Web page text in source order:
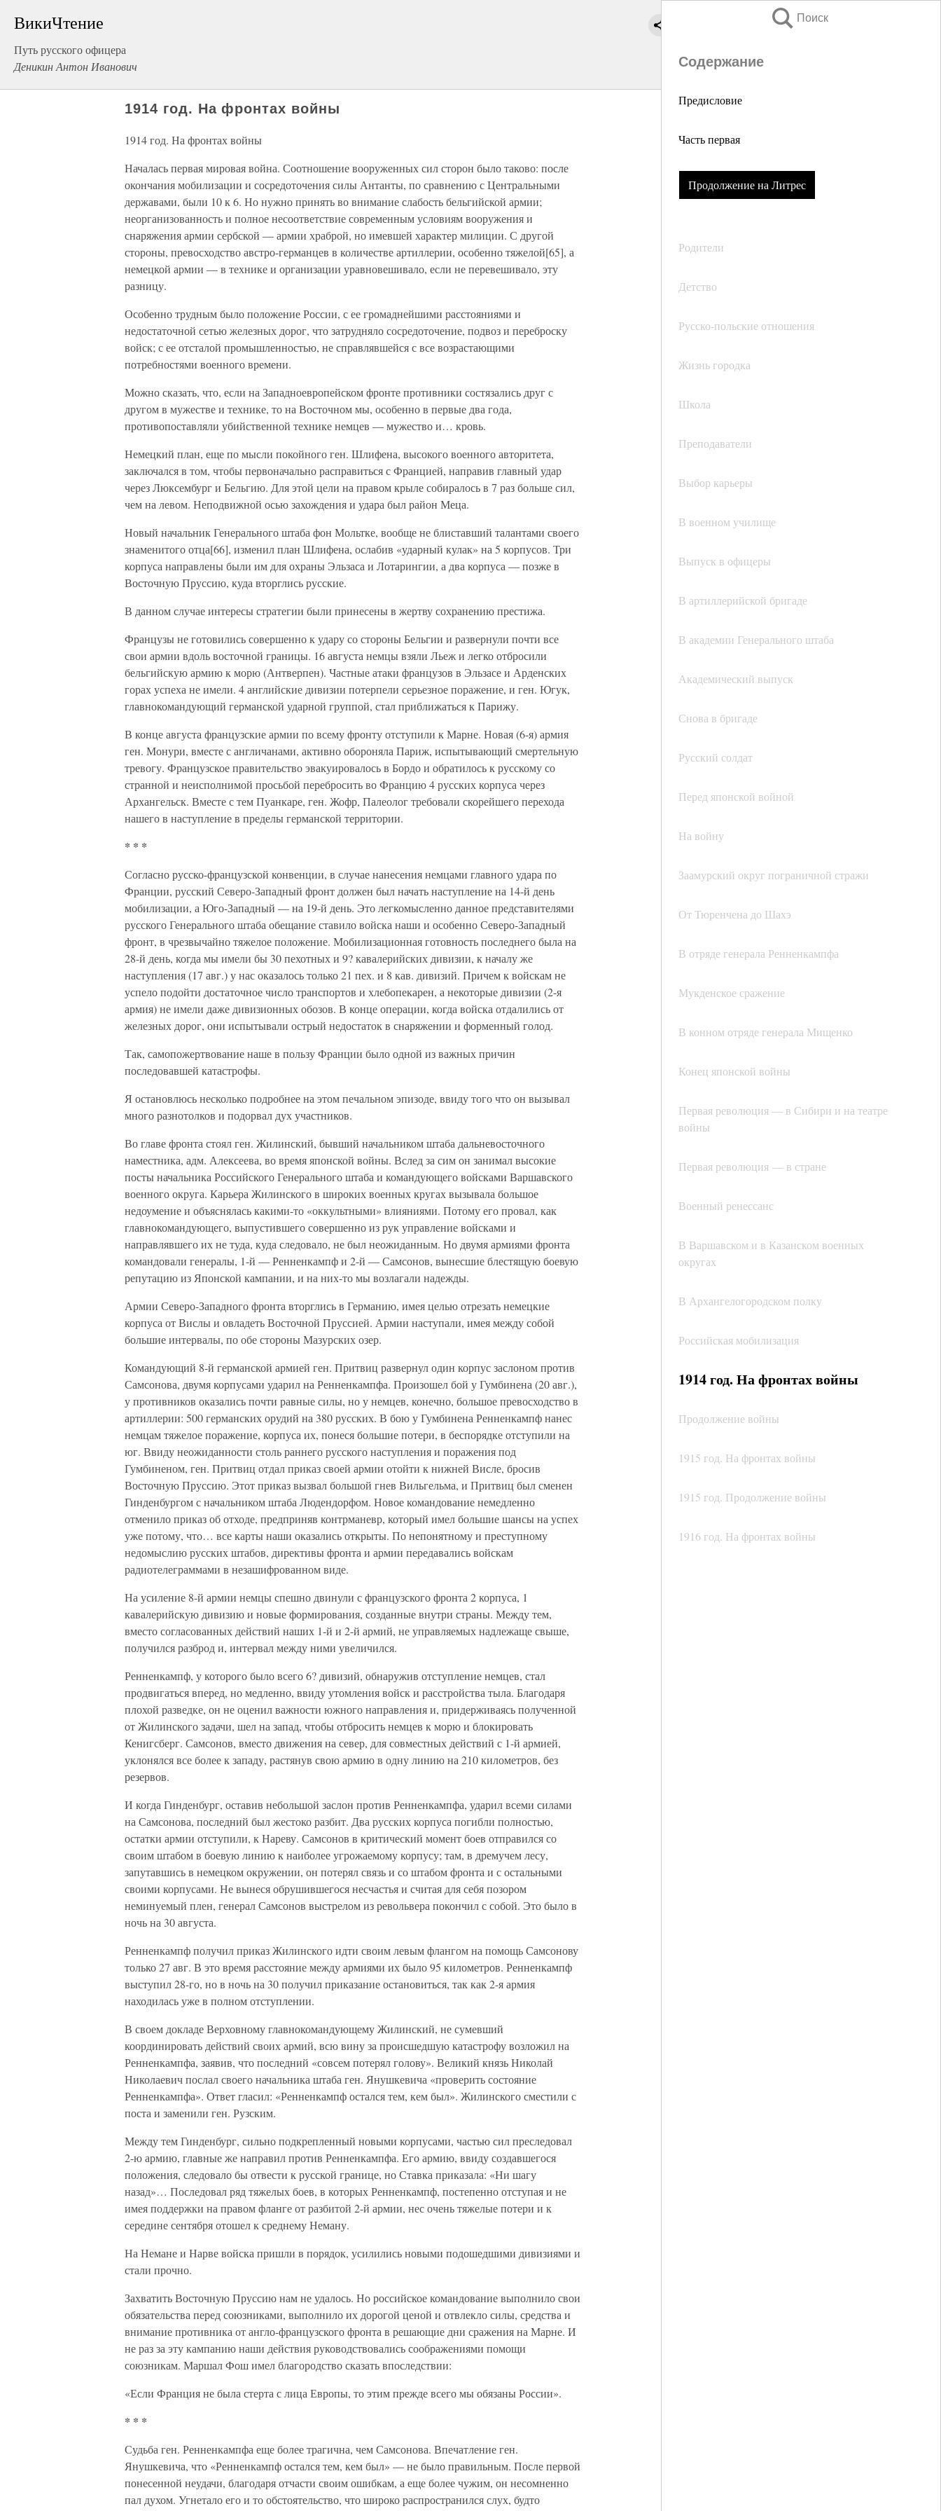
ВикиЧтение
Путь русского офицера
Деникин Антон Иванович
Поиск
Содержание
Предисловие
Часть первая
Продолжение на Литрес
Родители
Детство
Русско-польские отношения
Жизнь городка
Школа
Преподаватели
Выбор карьеры
В военном училище
Выпуск в офицеры
В артиллерийской бригаде
В академии Генерального штаба
Академический выпуск
Снова в бригаде
Русский солдат
Перед японской войной
На войну
Заамурский округ пограничной стражи
От Тюренчена до Шахэ
В отряде генерала Ренненкампфа
Мукденское сражение
В конном отряде генерала Мищенко
Конец японской войны
Первая революция — в Сибири и на театре
войны
Первая революция — в стране
Военный ренессанс
В Варшавском и в Казанском военных
округах
В Архангелогородском полку
Российская мобилизация
1914 год. На фронтах войны
Продолжение войны
1915 год. На фронтах войны
1915 год. Продолжение войны
1916 год. На фронтах войны
1914 год. На фронтах войны
1914 год. На фронтах войны
Началась первая мировая война. Соотношение вооруженных сил сторон было таково: после
окончания мобилизации и сосредоточения силы Антанты, по сравнению с Центральными
державами, были 10 к 6. Но нужно принять во внимание слабость бельгийской армии;
неорганизованность и полное несоответствие современным условиям вооружения и
снаряжения армии сербской — армии храброй, но имевшей характер милиции. С другой
стороны, превосходство австро-германцев в количестве артиллерии, особенно тяжелой[65], а
немецкой армии — в технике и организации уравновешивало, если не перевешивало, эту
разницу.
Особенно трудным было положение России, с ее громаднейшими расстояниями и
недостаточной сетью железных дорог, что затрудняло сосредоточение, подвоз и переброску
войск; с ее отсталой промышленностью, не справлявшейся с все возрастающими
потребностями военного времени.
Можно сказать, что, если на Западноевропейском фронте противники состязались друг с
другом в мужестве и технике, то на Восточном мы, особенно в первые два года,
противопоставляли убийственной технике немцев — мужество и… кровь.
Немецкий план, еще по мысли покойного ген. Шлифена, высокого военного авторитета,
заключался в том, чтобы первоначально расправиться с Францией, направив главный удар
через Люксембург и Бельгию. Для этой цели на правом крыле собиралось в 7 раз больше сил,
чем на левом. Неподвижной осью захождения и удара был район Меца.
Новый начальник Генерального штаба фон Мольтке, вообще не блиставший талантами своего
знаменитого отца[66], изменил план Шлифена, ослабив «ударный кулак» на 5 корпусов. Три
корпуса направлены были им для охраны Эльзаса и Лотарингии, а два корпуса — позже в
Восточную Пруссию, куда вторглись русские.
В данном случае интересы стратегии были принесены в жертву сохранению престижа.
Французы не готовились совершенно к удару со стороны Бельгии и развернули почти все
свои армии вдоль восточной границы. 16 августа немцы взяли Льеж и легко отбросили
бельгийскую армию к морю (Антверпен). Частные атаки французов в Эльзасе и Арденских
горах успеха не имели. 4 английские дивизии потерпели серьезное поражение, и ген. Югук,
главнокомандующий германской ударной группой, стал приближаться к Парижу.
В конце августа французские армии по всему фронту отступили к Марне. Новая (6-я) армия
ген. Монури, вместе с англичанами, активно обороняла Париж, испытывающий смертельную
тревогу. Французское правительство эвакуировалось в Бордо и обратилось к русскому со
странной и неисполнимой просьбой перебросить во Францию 4 русских корпуса через
Архангельск. Вместе с тем Пуанкаре, ген. Жофр, Палеолог требовали скорейшего перехода
нашего в наступление в пределы германской территории.
* * *
Согласно русско-французской конвенции, в случае нанесения немцами главного удара по
Франции, русский Северо-Западный фронт должен был начать наступление на 14-й день
мобилизации, а Юго-Западный — на 19-й день. Это легкомысленно данное представителями
русского Генерального штаба обещание ставило войска наши и особенно Северо-Западный
фронт, в чрезвычайно тяжелое положение. Мобилизационная готовность последнего была на
28-й день, когда мы имели бы 30 пехотных и 9? кавалерийских дивизии, к началу же
наступления (17 авг.) у нас оказалось только 21 пех. и 8 кав. дивизий. Причем к войскам не
успело подойти достаточное число транспортов и хлебопекарен, а некоторые дивизии (2-я
армия) не имели даже дивизионных обозов. В конце операции, когда войска отдалились от
железных дорог, они испытывали острый недостаток в снаряжении и форменный голод.
Так, самопожертвование наше в пользу Франции было одной из важных причин
последовавшей катастрофы.
Я остановлюсь несколько подробнее на этом печальном эпизоде, ввиду того что он вызывал
много разнотолков и подорвал дух участников.
Во главе фронта стоял ген. Жилинский, бывший начальником штаба дальневосточного
наместника, адм. Алексеева, во время японской войны. Вслед за сим он занимал высокие
посты начальника Российского Генерального штаба и командующего войсками Варшавского
военного округа. Карьера Жилинского в широких военных кругах вызывала большое
недоумение и объяснялась какими-то «оккультными» влияниями. Потому его провал, как
главнокомандующего, выпустившего совершенно из рук управление войсками и
направлявшего их не туда, куда следовало, не был неожиданным. Но двумя армиями фронта
командовали генералы, 1-й — Ренненкампф и 2-й — Самсонов, вынесшие блестящую боевую
репутацию из Японской кампании, и на них-то мы возлагали надежды.
Армии Северо-Западного фронта вторглись в Германию, имея целью отрезать немецкие
корпуса от Вислы и овладеть Восточной Пруссией. Армии наступали, имея между собой
большие интервалы, по обе стороны Мазурских озер.
Командующий 8-й германской армией ген. Притвиц развернул один корпус заслоном против
Самсонова, двумя корпусами ударил на Ренненкампфа. Произошел бой у Гумбинена (20 авг.),
у противников оказались почти равные силы, но у немцев, конечно, большое превосходство в
артиллерии: 500 германских орудий на 380 русских. В бою у Гумбинена Ренненкампф нанес
немцам тяжелое поражение, корпуса их, понеся большие потери, в беспорядке отступили на
юг. Ввиду неожиданности столь раннего русского наступления и поражения под
Гумбиненом, ген. Притвиц отдал приказ своей армии отойти к нижней Висле, бросив
Восточную Пруссию. Этот приказ вызвал большой гнев Вильгельма, и Притвиц был сменен
Гинденбургом с начальником штаба Людендорфом. Новое командование немедленно
отменило приказ об отходе, предприняв контрманевр, который имел большие шансы на успех
уже потому, что… все карты наши оказались открыты. По непонятному и преступному
недомыслию русских штабов, директивы фронта и армии передавались войскам
радиотелеграммами в незашифрованном виде.
На усиление 8-й армии немцы спешно двинули с французского фронта 2 корпуса, 1
кавалерийскую дивизию и новые формирования, созданные внутри страны. Между тем,
вместо согласованных действий наших 1-й и 2-й армий, не управляемых надлежаще свыше,
получился разброд и, интервал между ними увеличился.
Ренненкампф, у которого было всего 6? дивизий, обнаружив отступление немцев, стал
продвигаться вперед, но медленно, ввиду утомления войск и расстройства тыла. Благодаря
плохой разведке, он не оценил важности южного направления и, придерживаясь полученной
от Жилинского задачи, шел на запад, чтобы отбросить немцев к морю и блокировать
Кенигсберг. Самсонов, вместо движения на север, для совместных действий с 1-й армией,
уклонялся все более к западу, растянув свою армию в одну линию на 210 километров, без
резервов.
И когда Гинденбург, оставив небольшой заслон против Ренненкампфа, ударил всеми силами
на Самсонова, последний был жестоко разбит. Два русских корпуса погибли полностью,
остатки армии отступили, к Нареву. Самсонов в критический момент боев отправился со
своим штабом в боевую линию к наиболее угрожаемому корпусу; там, в дремучем лесу,
запутавшись в немецком окружении, он потерял связь и со штабом фронта и с остальными
своими корпусами. Не вынеся обрушившегося несчастья и считая для себя позором
неминуемый плен, генерал Самсонов выстрелом из револьвера покончил с собой. Это было в
ночь на 30 августа.
Ренненкампф получил приказ Жилинского идти своим левым флангом на помощь Самсонову
только 27 авг. В это время расстояние между армиями их было 95 километров. Ренненкампф
выступил 28-го, но в ночь на 30 получил приказание остановиться, так как 2-я армия
находилась уже в полном отступлении.
В своем докладе Верховному главнокомандующему Жилинский, не сумевший
координировать действий своих армий, всю вину за происшедшую катастрофу возложил на
Ренненкампфа, заявив, что последний «совсем потерял голову». Великий князь Николай
Николаевич послал своего начальника штаба ген. Янушкевича «проверить состояние
Ренненкампфа». Ответ гласил: «Ренненкампф остался тем, кем был». Жилинского сместили с
поста и заменили ген. Рузским.
Между тем Гинденбург, сильно подкрепленный новыми корпусами, частью сил преследовал
2-ю армию, главные же направил против Ренненкампфа. Его армию, ввиду создавшегося
положения, следовало бы отвести к русской границе, но Ставка приказала: «Ни шагу
назад»… Последовал ряд тяжелых боев, в которых Ренненкампф, постепенно отступая и не
имея поддержки на правом фланге от разбитой 2-й армии, нес очень тяжелые потери и к
середине сентября отошел к среднему Неману.
На Немане и Нарве войска пришли в порядок, усилились новыми подошедшими дивизиями и
стали прочно.
Захватить Восточную Пруссию нам не удалось. Но российское командование выполнило свои
обязательства перед союзниками, выполнило их дорогой ценой и отвлекло силы, средства и
внимание противника от англо-французского фронта в решающие дни сражения на Марне. И
не раз за эту кампанию наши действия руководствовались соображениями помощи
союзникам. Маршал Фош имел благородство сказать впоследствии:
«Если Франция не была стерта с лица Европы, то этим прежде всего мы обязаны России».
* * *
Судьба ген. Ренненкампфа еще более трагична, чем Самсонова. Впечатление ген.
Янушкевича, что «Ренненкампф остался тем, кем был» — не было правильным. После первой
понесенной неудачи, благодаря отчасти своим ошибкам, а еще более чужим, он несомненно
пал духом. Угнетало его и то обстоятельство, что широко распространился слух, будто